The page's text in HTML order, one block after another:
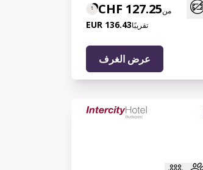
من127.25 CHF
تقريبًا136.43 EUR
عرض الغرف